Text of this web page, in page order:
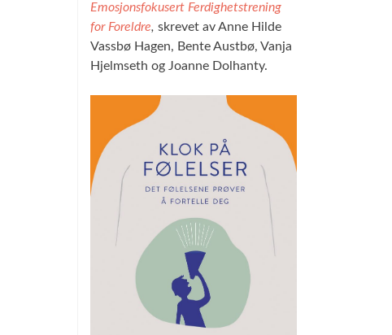
Emosjonsfokusert Ferdighetstrening
for Foreldre, skrevet av Anne Hilde
Vassbø Hagen, Bente Austbø, Vanja
Hjelmseth og Joanne Dolhanty.